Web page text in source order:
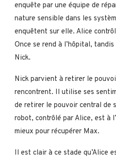
enquête par une équipe de
nature sensible dans les
enquêtent sur elle. Alice
Once se rend à l’hôpital,
Nick.
Nick parvient à retirer le
rencontrent. Il utilise ses
de retirer le pouvoir central de
robot, contrôlé par Alice, est à
mieux pour récupérer Max.
Il est clair à ce stade qu’Alice